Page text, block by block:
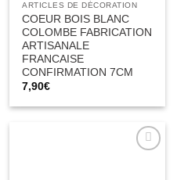
ARTICLES DE DÉCORATION
COEUR BOIS BLANC
COLOMBE FABRICATION
ARTISANALE
FRANCAISE
CONFIRMATION 7CM
7,90€